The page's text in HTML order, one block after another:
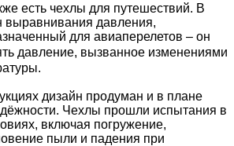
есть чехлы для путешествий. В
выравнивания давления,
ный для авиаперелетов – он
давление, вызванное изменениями
дизайн продуман и в плане
Чехлы прошли испытания в
включая погружение,
пыли и падения при